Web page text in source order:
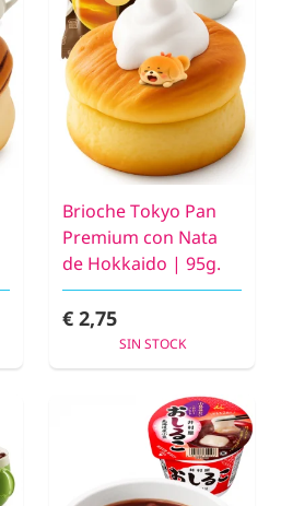
Brioche Tokyo Pan
Premium con Nata
de Hokkaido | 95g.
€ 2,75
SIN STOCK